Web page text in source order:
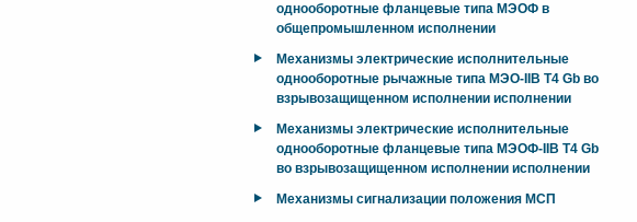
однооборотные фланцевые типа МЭОФ в
общепромышленном исполнении
Механизмы электрические исполнительные
однооборотные рычажные типа МЭО-IIB T4 Gb во
взрывозащищенном исполнении исполнении
Механизмы электрические исполнительные
однооборотные фланцевые типа МЭОФ-IIB T4 Gb
во взрывозащищенном исполнении исполнении
Механизмы сигнализации положения МСП